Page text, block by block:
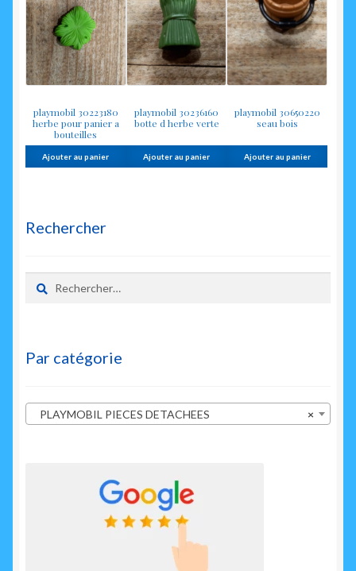
playmobil 30223180
herbe pour panier a
bouteilles
Ajouter au panier
playmobil 30236160
botte d herbe verte
Ajouter au panier
playmobil 30650220
seau bois
Ajouter au panier
Rechercher
Rechercher :
Par catégorie
×
PLAYMOBIL PIECES DETACHEES